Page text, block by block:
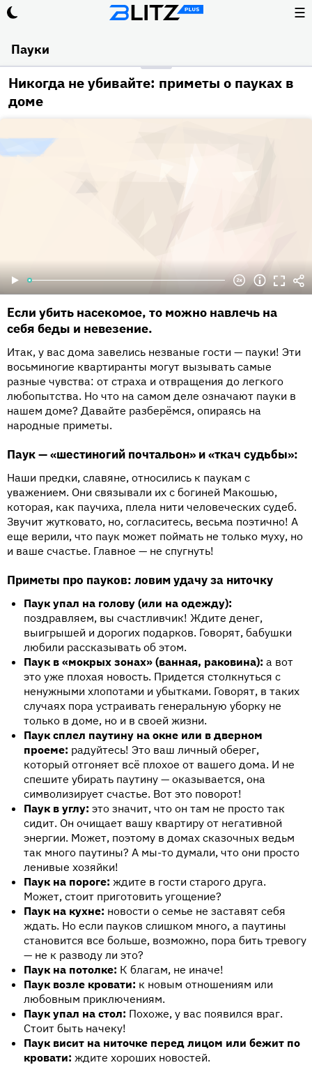
☰
Пауки
Никогда не убивайте: приметы о пауках в
доме
Если убить насекомое, то можно навлечь на
себя беды и невезение.
Итак, у вас дома завелись незваные гости — пауки! Эти
восьминогие квартиранты могут вызывать самые
разные чувства: от страха и отвращения до легкого
любопытства. Но что на самом деле означают пауки в
нашем доме? Давайте разберёмся, опираясь на
народные приметы.
Паук — «шестиногий почтальон» и «ткач судьбы»:
Наши предки, славяне, относились к паукам с
уважением. Они связывали их с богиней Макошью,
которая, как паучиха, плела нити человеческих судеб.
Звучит жутковато, но, согласитесь, весьма поэтично! А
еще верили, что паук может поймать не только муху, но
и ваше счастье. Главное — не спугнуть!
Приметы про пауков: ловим удачу за ниточку
Паук упал на голову (или на одежду):
поздравляем, вы счастливчик! Ждите денег,
выигрышей и дорогих подарков. Говорят, бабушки
любили рассказывать об этом.
Паук в «мокрых зонах» (ванная, раковина): а вот
это уже плохая новость. Придется столкнуться с
ненужными хлопотами и убытками. Говорят, в таких
случаях пора устраивать генеральную уборку не
только в доме, но и в своей жизни.
Паук сплел паутину на окне или в дверном
проеме: радуйтесь! Это ваш личный оберег,
который отгоняет всё плохое от вашего дома. И не
спешите убирать паутину — оказывается, она
символизирует счастье. Вот это поворот!
Паук в углу: это значит, что он там не просто так
сидит. Он очищает вашу квартиру от негативной
энергии. Может, поэтому в домах сказочных ведьм
так много паутины? А мы-то думали, что они просто
ленивые хозяйки!
Паук на пороге: ждите в гости старого друга.
Может, стоит приготовить угощение?
Паук на кухне: новости о семье не заставят себя
ждать. Но если пауков слишком много, а паутины
становится все больше, возможно, пора бить тревогу
— не к разводу ли это?
Паук на потолке: К благам, не иначе!
Паук возле кровати: к новым отношениям или
любовным приключениям.
Паук упал на стол: Похоже, у вас появился враг.
Стоит быть начеку!
Паук висит на ниточке перед лицом или бежит по
кровати: ждите хороших новостей.